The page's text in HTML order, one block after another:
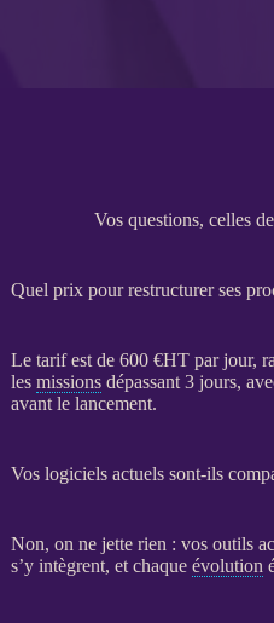
Vos questions, celles
Quel prix pour restructurer ses
Le tarif est de 600 €HTpar jour,
les missionsdépassant 3 jours,
avant le lancement.
Vos logiciels actuels sont-ils
Non, on ne jette rien : vos outils
s’y intègrent, et chaque évolution